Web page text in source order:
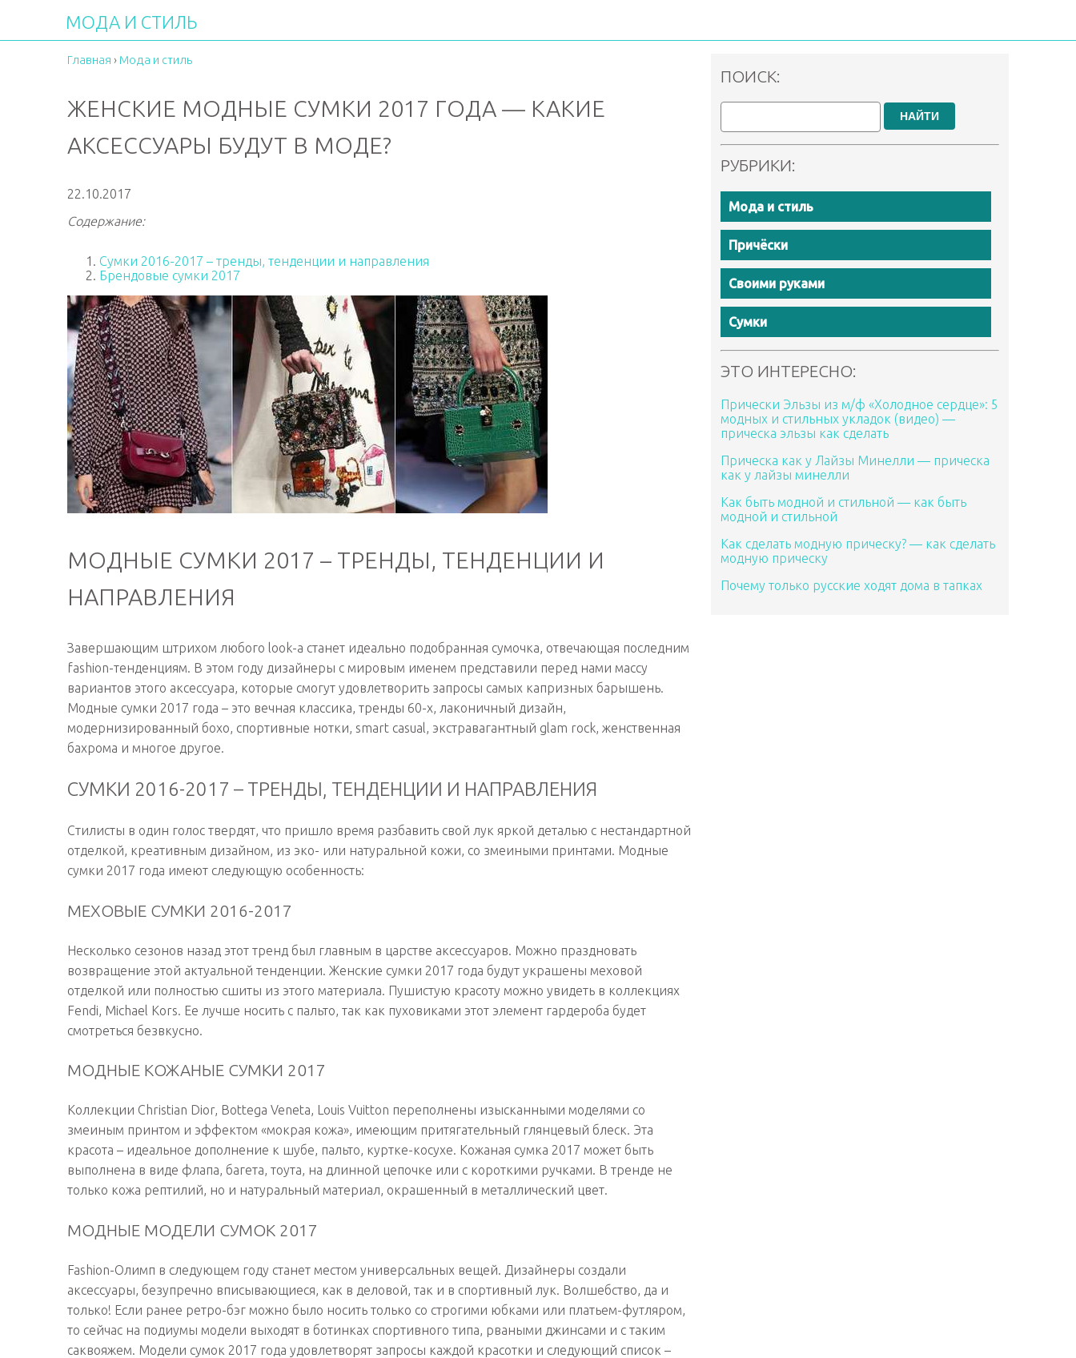
МОДА И СТИЛЬ
Главная › Мода и стиль
ЖЕНСКИЕ МОДНЫЕ СУМКИ 2017 ГОДА — КАКИЕ
АКСЕССУАРЫ БУДУТ В МОДЕ?
22.10.2017
Содержание:
Сумки 2016-2017 – тренды, тенденции и направления
Брендовые сумки 2017
МОДНЫЕ СУМКИ 2017 – ТРЕНДЫ, ТЕНДЕНЦИИ И
НАПРАВЛЕНИЯ
Завершающим штрихом любого look-а станет идеально подобранная сумочка, отвечающая последним
fashion-тенденциям. В этом году дизайнеры с мировым именем представили перед нами массу
вариантов этого аксессуара, которые смогут удовлетворить запросы самых капризных барышень.
Модные сумки 2017 года – это вечная классика, тренды 60-х, лаконичный дизайн,
модернизированный бохо, спортивные нотки, smart casual, экстравагантный glam rock, женственная
бахрома и многое другое.
СУМКИ 2016-2017 – ТРЕНДЫ, ТЕНДЕНЦИИ И НАПРАВЛЕНИЯ
Стилисты в один голос твердят, что пришло время разбавить свой лук яркой деталью с нестандартной
отделкой, креативным дизайном, из эко- или натуральной кожи, со змеиными принтами. Модные
сумки 2017 года имеют следующую особенность:
МЕХОВЫЕ СУМКИ 2016-2017
Несколько сезонов назад этот тренд был главным в царстве аксессуаров. Можно праздновать
возвращение этой актуальной тенденции. Женские сумки 2017 года будут украшены меховой
отделкой или полностью сшиты из этого материала. Пушистую красоту можно увидеть в коллекциях
Fendi, Michael Kors. Ее лучше носить с пальто, так как пуховиками этот элемент гардероба будет
смотреться безвкусно.
МОДНЫЕ КОЖАНЫЕ СУМКИ 2017
Коллекции Christian Dior, Bottega Veneta, Louis Vuitton переполнены изысканными моделями со
змеиным принтом и эффектом «мокрая кожа», имеющим притягательный глянцевый блеск. Эта
красота – идеальное дополнение к шубе, пальто, куртке-косухе. Кожаная сумка 2017 может быть
выполнена в виде флапа, багета, тоута, на длинной цепочке или с короткими ручками. В тренде не
только кожа рептилий, но и натуральный материал, окрашенный в металлический цвет.
МОДНЫЕ МОДЕЛИ СУМОК 2017
Fashion-Олимп в следующем году станет местом универсальных вещей. Дизайнеры создали
аксессуары, безупречно вписывающиеся, как в деловой, так и в спортивный лук. Волшебство, да и
только! Если ранее ретро-бэг можно было носить только со строгими юбками или платьем-футляром,
то сейчас на подиумы модели выходят в ботинках спортивного типа, рваными джинсами и с таким
саквояжем. Модели сумок 2017 года удовлетворят запросы каждой красотки и следующий список –
ПОИСК:
НАЙТИ
РУБРИКИ:
Мода и стиль
Причёски
Своими руками
Сумки
ЭТО ИНТЕРЕСНО:
Прически Эльзы из м/ф «Холодное сердце»: 5
модных и стильных укладок (видео) —
прическа эльзы как сделать
Прическа как у Лайзы Минелли — прическа
как у лайзы минелли
Как быть модной и стильной — как быть
модной и стильной
Как сделать модную прическу? — как сделать
модную прическу
Почему только русские ходят дома в тапках